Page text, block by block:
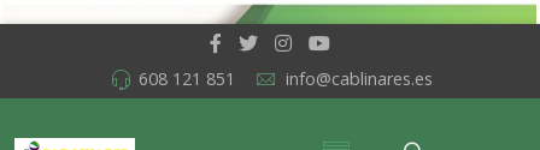
608 121 851 info@cablinares.es